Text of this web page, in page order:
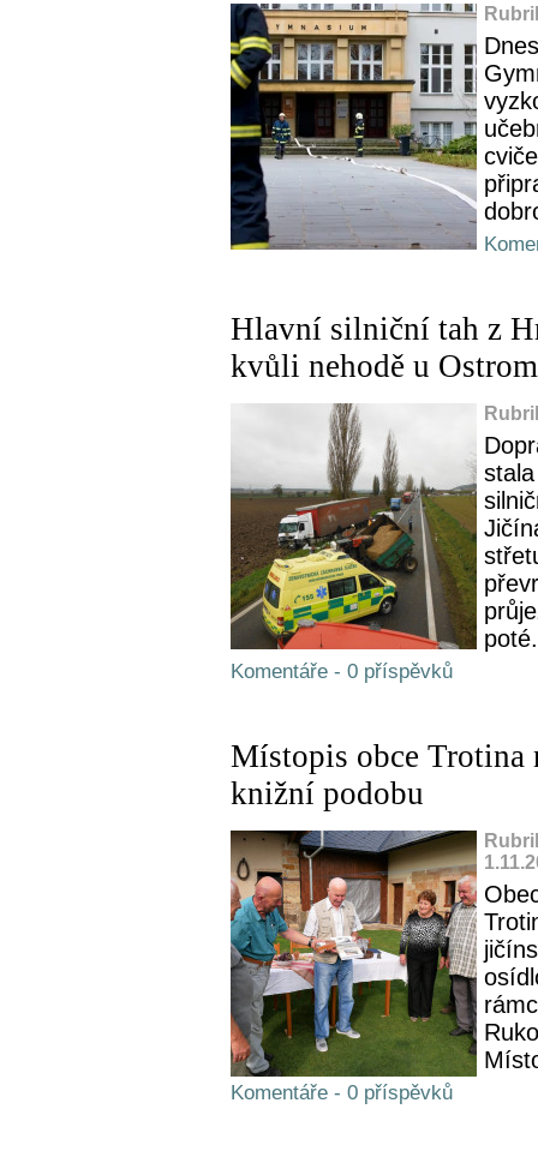
Hlavní silniční tah z
kvůli nehodě u
Komentáře - 0 příspěvků
Místopis obce Trotina
knižní podobu
Komentáře - 0 příspěvků